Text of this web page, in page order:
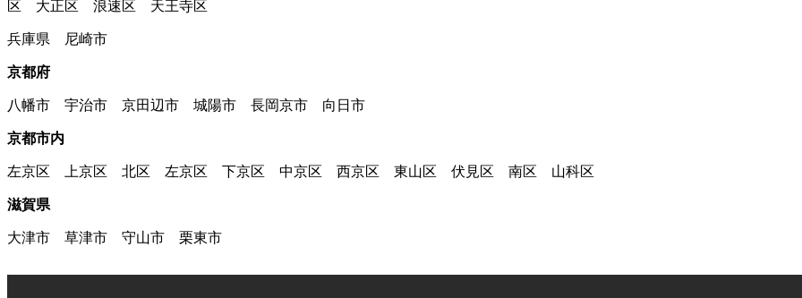
区 大正区 浪速区 天王寺区
兵庫県 尼崎市
京都府
八幡市 宇治市 京田辺市 城陽市 長岡京市 向日市
京都市内
左京区 上京区 北区 左京区 下京区 中京区 西京区 東山区 伏見区 南区 山科区
滋賀県
大津市 草津市 守山市 栗東市